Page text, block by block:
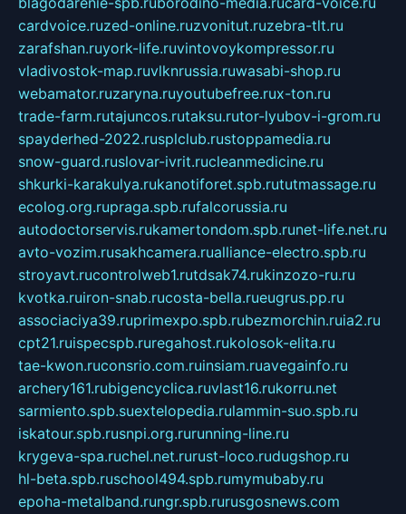
cardvoice.ruzed-online.ruzvonitut.ruzebra-tlt.ru
zarafshan.ruyork-life.ruvintovoykompressor.ru
vladivostok-map.ruvlknrussia.ruwasabi-shop.ru
webamator.ruzaryna.ruyoutubefree.rux-ton.ru
trade-farm.rutajuncos.rutaksu.rutor-lyubov-i-grom.ru
spayderhed-2022.rusplclub.rustoppamedia.ru
snow-guard.ruslovar-ivrit.rucleanmedicine.ru
shkurki-karakulya.rukanotiforet.spb.rututmassage.ru
ecolog.org.rupraga.spb.rufalcorussia.ru
autodoctorservis.rukamertondom.spb.runet-life.net.ru
avto-vozim.rusakhcamera.rualliance-electro.spb.ru
stroyavt.rucontrolweb1.rutdsak74.rukinzozo-ru.ru
kvotka.ruiron-snab.rucosta-bella.rueugrus.pp.ru
associaciya39.ruprimexpo.spb.rubezmorchin.ruia2.ru
cpt21.ruispecspb.ruregahost.rukolosok-elita.ru
tae-kwon.ruconsrio.com.ruinsiam.ruavegainfo.ru
archery161.rubigencyclica.ruvlast16.rukorru.net
sarmiento.spb.suextelopedia.rulammin-suo.spb.ru
iskatour.spb.rusnpi.org.rurunning-line.ru
krygeva-spa.ruchel.net.rurust-loco.rudugshop.ru
hl-beta.spb.ruschool494.spb.rumymubaby.ru
epoha-metalband.rungr.spb.rurusgosnews.com